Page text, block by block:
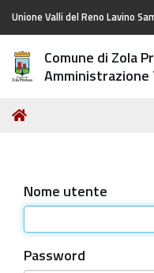
Unione Valli del Reno Lavino
Comune di Zola
Tu
Nome utente
Password